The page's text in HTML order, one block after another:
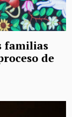
familias
de